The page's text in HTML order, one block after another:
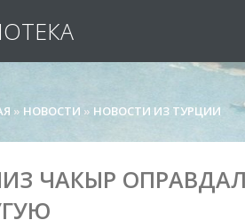
» НОВОСТИ » НОВОСТИ ИЗ ТУРЦИИ
ЧАКЫР